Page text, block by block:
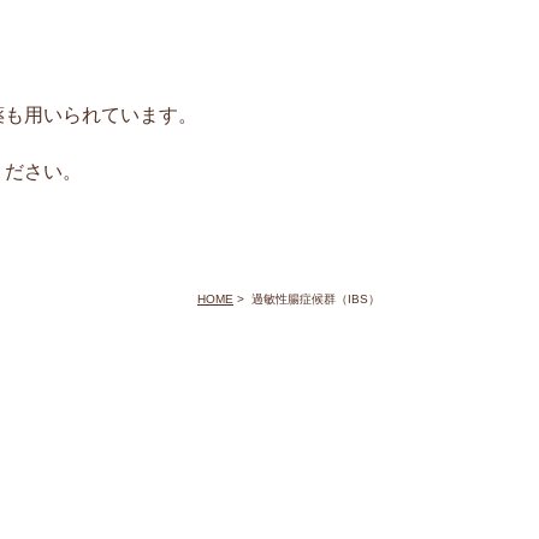
用いられています。
さい。
HOME > 過敏性腸症候群（IBS）